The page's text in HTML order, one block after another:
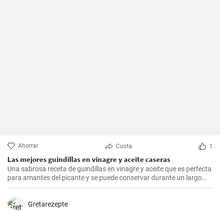
Ahorrar Cuota 1
Las mejores guindillas en vinagre y aceite caseras
Una sabrosa receta de guindillas en vinagre y aceite que es perfecta
para amantes del picante y se puede conservar durante un largo
periodo de tiempo.
Gretarezepte